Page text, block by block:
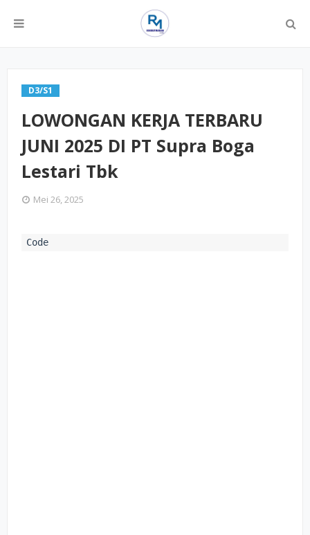
D3/S1
LOWONGAN KERJA TERBARU
JUNI 2025 DI PT Supra Boga
Lestari Tbk
Mei 26, 2025